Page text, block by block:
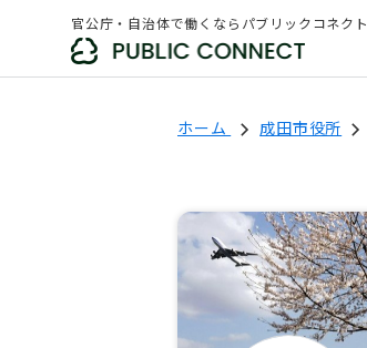
官公庁・自治体で働くならパブリックコネクト
ホーム 成田市役所